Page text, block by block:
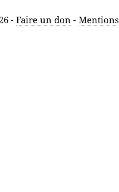
-Faire un don-